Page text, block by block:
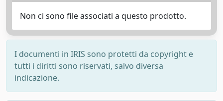
Non ci sono file associati a questo prodotto.
I documenti in IRIS sono protetti da copyright e
tutti i diritti sono riservati, salvo diversa
indicazione.